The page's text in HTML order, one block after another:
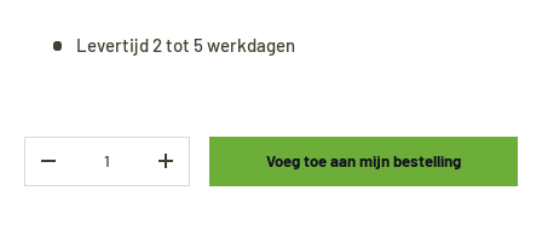
Levertijd 2 tot 5 werkdagen
-
+ Voeg toe aan mijn bestelling